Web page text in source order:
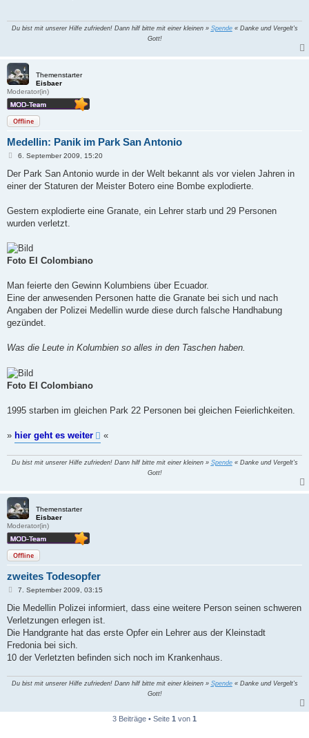
Du bist mit unserer Hilfe zufrieden! Dann hilf bitte mit einer kleinen » Spende« Danke und Vergelt's
Gott!
Themenstarter
Eisbaer
Moderator(in)
Offline
Medellin: Panik im Park San Antonio
B
i
r
6. September 2009, 15:20
Der Park San Antonio wurde in der Welt bekannt als vor vielen Jahren in
einer der Staturen der Meister Botero eine Bombe explodierte.
Gestern explodierte eine Granate, ein Lehrer starb und 29 Personen
wurden verletzt.
Foto El Colombiano
Man feierte den Gewinn Kolumbiens über Ecuador.
Eine der anwesenden Personen hatte die Granate bei sich und nach
Angaben der Polizei Medellin wurde diese durch falsche Handhabung
gezündet.
Was die Leute in Kolumbien so alles in den Taschen haben.
Foto El Colombiano
1995 starben im gleichen Park 22 Personen bei gleichen Feierlichkeiten.
» hier geht es weiter «
Du bist mit unserer Hilfe zufrieden! Dann hilf bitte mit einer kleinen » Spende« Danke und Vergelt's
Gott!
Themenstarter
Eisbaer
Moderator(in)
Offline
zweites Todesopfer
B
i
r
a
7. September 2009, 03:15
Die Medellin Polizei informiert, dass eine weitere Person seinen schweren
Verletzungen erlegen ist.
Die Handgrante hat das erste Opfer ein Lehrer aus der Kleinstadt
Fredonia bei sich.
10 der Verletzten befinden sich noch im Krankenhaus.
Du bist mit unserer Hilfe zufrieden! Dann hilf bitte mit einer kleinen » Spende« Danke und Vergelt's
Gott!
3 Beiträge • Seite 1 von 1